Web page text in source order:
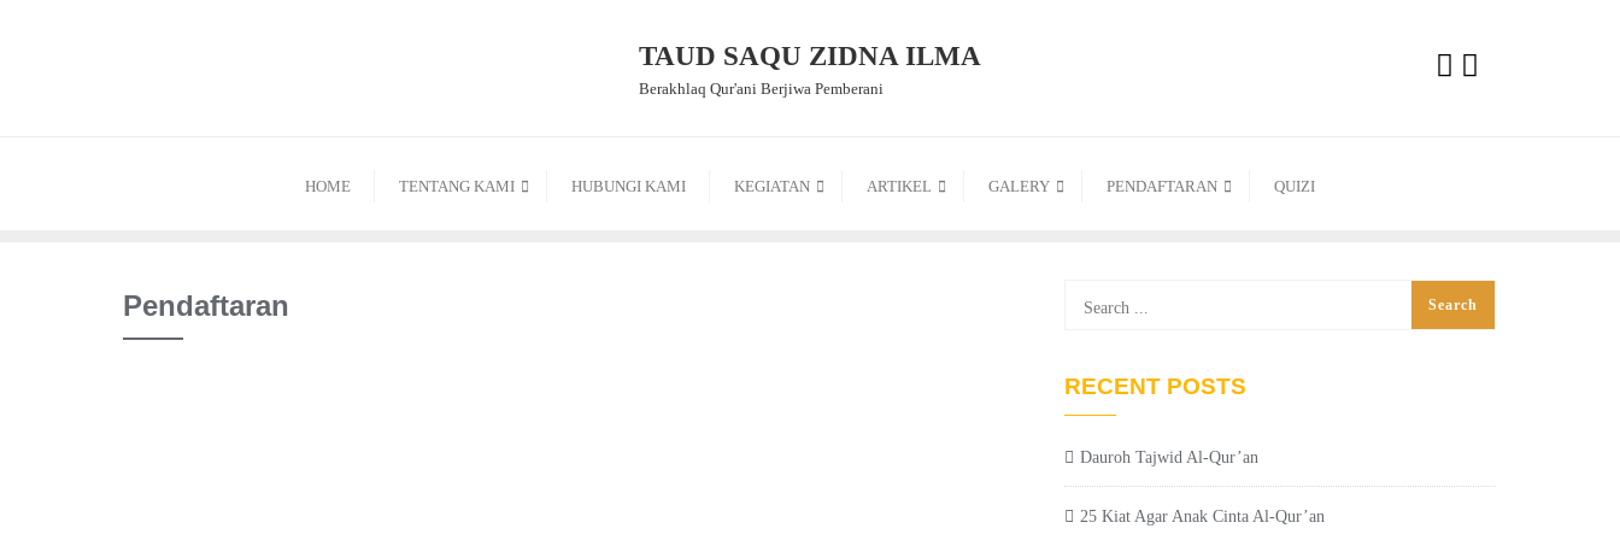
TAUD SAQU ZIDNA ILMA
Berakhlaq Qur'ani Berjiwa Pemberani
HOME TENTANG KAMI HUBUNGI KAMI KEGIATAN ARTIKEL GALERY PENDAFTARAN QUIZI
Pendaftaran
RECENT POSTS
Dauroh Tajwid Al-Qur’an
25 Kiat Agar Anak Cinta Al-Qur’an